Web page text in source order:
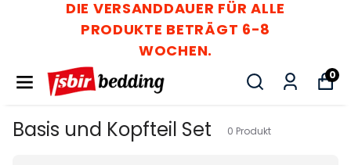
DIE VERSANDDAUER FÜR ALLE
PRODUKTE BETRÄGT 6-8
WOCHEN.
0
Basis und Kopfteil Set 0 Produkt